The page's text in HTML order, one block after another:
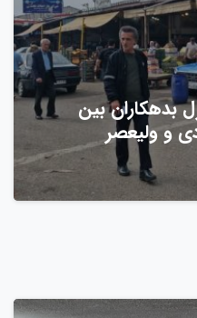
بدهکاران بین
و ولیعصر